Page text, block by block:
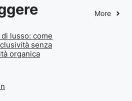
More
lusso: come
senza
organica